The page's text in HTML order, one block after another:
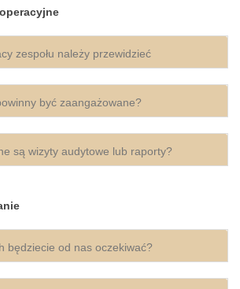
zespołu należy przewidzieć
być zaangażowane?
są wizyty audytowe lub raporty?
będziecie od nas oczekiwać?